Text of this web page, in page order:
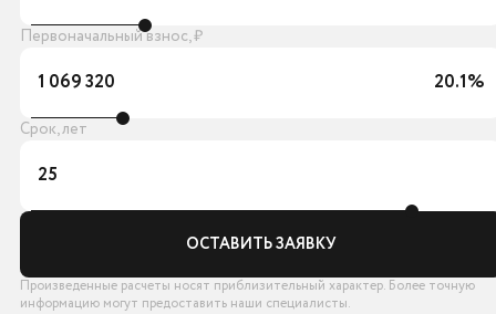
Первоначальный взнос, ₽
1 069 320 20.1%
Срок, лет
25
ОСТАВИТЬ ЗАЯВКУ
Произведенные расчеты носят приблизительный характер. Более точную
информацию могут предоставить наши специалисты.